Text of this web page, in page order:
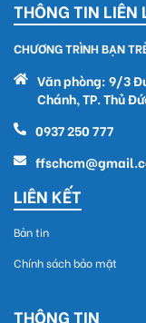
THÔNG TIN LIÊN
CHƯƠNG TRÌNH BẠN
Văn phòng: 9/3
Chánh, TP. Thủ
0937 250 777
LIÊN KẾT
Bản tin
Chính sách bảo mật
THÔNG TIN